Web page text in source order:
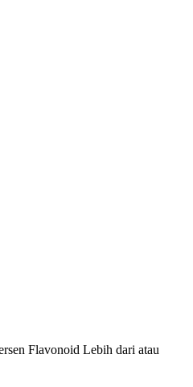
Flavonoid Lebih dari atau